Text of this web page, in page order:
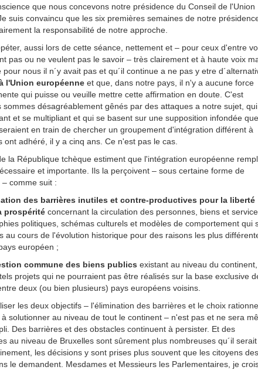
que nous concevons notre présidence du Conseil de l'Union
suis convaincu que les six premières semaines de notre
la responsabilité de notre approche.
aussi lors de cette séance, nettement et – pour ceux d'entre
pas ou ne veulent pas le savoir – très clairement et à haute voix
pour nous il n´y avait pas et qu´il continue a ne pas y etre
l'Union européenne et que, dans notre pays, il n'y a aucune force
qui puisse ou veuille mettre cette affirmation en doute. C'est
sommes désagréablement gênés par des attaques a notre sujet, qui
et se multipliant et qui se basent sur une supposition infondée que
en train de chercher un groupement d'intégration différent à
ont adhéré, il y a cinq ans. Ce n'est pas le cas.
la République tchèque estiment que l'intégration européenne
et importante. Ils la perçoivent – sous certaine forme de
comme suit :
des barrières inutiles et contre-productives pour la liberté
prospérité concernant la circulation des personnes, biens et
politiques, schémas culturels et modèles de comportement qui
au cours de l'évolution historique pour des raisons les plus
européen ;
commune des biens publics existant au niveau du continent,
projets qui ne pourraient pas être réalisés sur la base exclusive
deux (ou bien plusieurs) pays européens voisins.
les deux objectifs – l'élimination des barrières et le choix
solutionner au niveau de tout le continent – n'est pas et ne sera
Des barrières et des obstacles continuent à persister. Et des
au niveau de Bruxelles sont sûrement plus nombreuses qu´il serait
les décisions y sont prises plus souvent que les citoyens des
le demandent. Mesdames et Messieurs les Parlementaires, je